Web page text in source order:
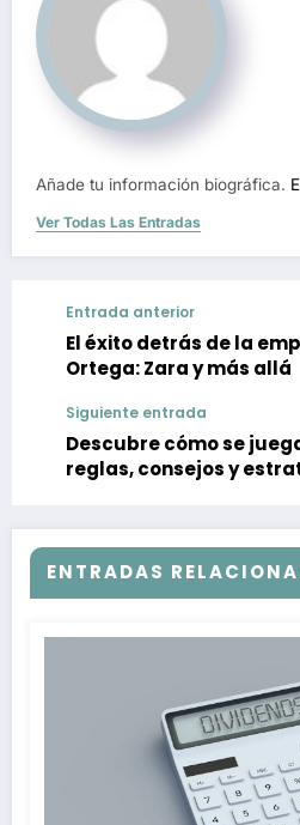
Añade tu información biográfica.
Ver Todas Las Entradas
Entrada anterior
El éxito detrás de la
Ortega: Zara y más allá
Siguiente entrada
Descubre cómo se
reglas, consejos y
ENTRADAS